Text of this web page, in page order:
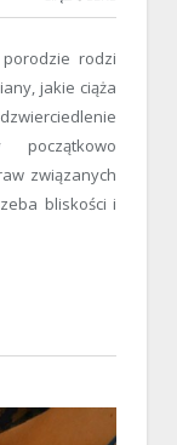
rodzi
jakie ciąża
związanych
bliskości i